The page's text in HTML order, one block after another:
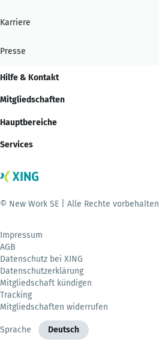
Karriere
Presse
Hilfe & Kontakt
Mitgliedschaften
Hauptbereiche
Services
© New Work SE | Alle Rechte vorbehalten
Impressum
AGB
Datenschutz bei XING
Datenschutzerklärung
Mitgliedschaft kündigen
Tracking
Mitgliedschaften widerrufen
Sprache Deutsch